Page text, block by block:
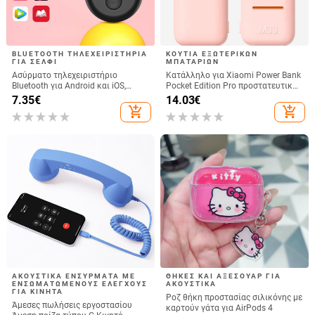
BLUETOOTH ΤΗΛΕΧΕΙΡΙΣΤΉΡΙΑ
ΓΙΑ ΣΈΛΦΙ
Ασύρματο τηλεχειριστήριο
Bluetooth για Android και iOS,
συμβατό με selfies και
βιντεοσκόπήσεις, μοντέλο 6-key
tremolo, Vernon, ABS υλικό, βάρος
7.35€
add_shopping_cart
ΚΟΥΤΙΆ ΕΞΩΤΕΡΙΚΏΝ
ΜΠΑΤΑΡΙΏΝ
Κατάλληλο για Xiaomi Power Bank
Pocket Edition Pro προστατευτική
θήκη σιλικόνης 33W 10000mA
αντιολισθητική προστατευτική
θήκη για Power Bank
14.03€
add_shopping_cart
ΑΚΟΥΣΤΙΚΆ ΕΝΣΎΡΜΑΤΑ ΜΕ
ΕΝΣΩΜΑΤΩΜΈΝΟΥΣ ΕΛΈΓΧΟΥΣ
ΓΙΑ ΚΙΝΗΤΆ
Άμεσες πωλήσεις εργοστασίου
ΘΉΚΕΣ ΚΑΙ ΑΞΕΣΟΥΆΡ ΓΙΑ
ΑΚΟΥΣΤΙΚΆ
Ροζ θήκη προστασίας σιλικόνης με
καρτούν γάτα για AirPods 4